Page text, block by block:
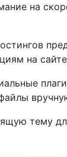
на
на
тему